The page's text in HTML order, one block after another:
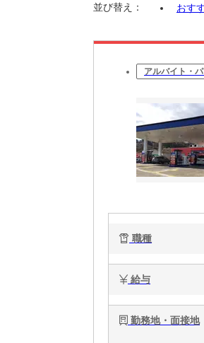
並び替え： おす
アルバイト・
職種
給与
勤務地・面接地